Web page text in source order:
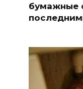
бумажные